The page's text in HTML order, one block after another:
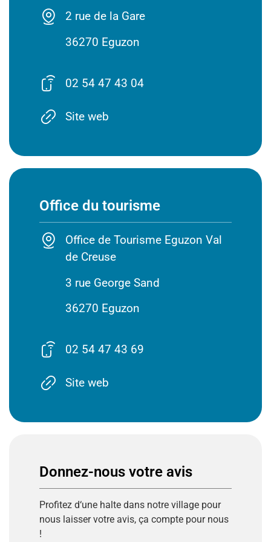
2 rue de la Gare
36270 Eguzon
02 54 47 43 04
Site web
Office du tourisme
Office de Tourisme Eguzon Val
de Creuse
3 rue George Sand
36270 Eguzon
02 54 47 43 69
Site web
Donnez-nous votre avis
Profitez d‘une halte dans notre village pour
nous laisser votre avis, ça compte pour nous
!